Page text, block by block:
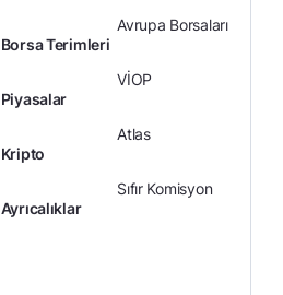
Borsa Terimleri
Piyasalar
Kripto
Ayrıcalıklar
Avrupa Borsaları
VİOP
Atlas
Sıfır Komisyon